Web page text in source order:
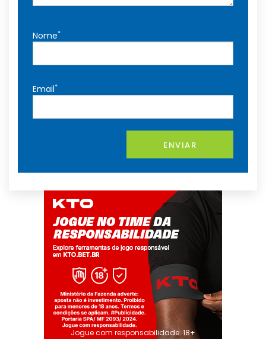
Nome*
Email*
ENVIAR
Jogue com responsabilidade. 18+